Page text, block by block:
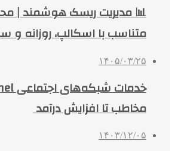
📊 مدیریت ریسک هوشمند |
متناسب با اسکالپ، روزانه و
۱۴۰۵/۰۳/۲۵
مخاطب تا افزایش درآمد
۱۴۰۳/۱۲/۰۵